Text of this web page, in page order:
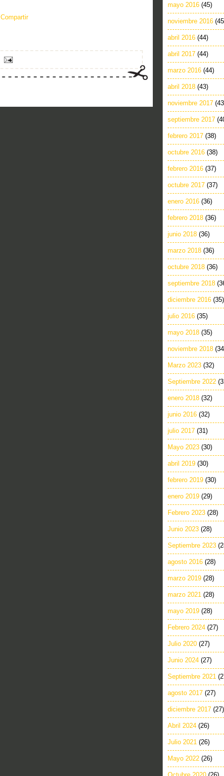
Compartir
mayo 2016 (45)
noviembre 2016
abril 2016 (44)
abril 2017 (44)
marzo 2016 (44)
abril 2018 (43)
noviembre 2017
septiembre 2017
febrero 2017 (38)
octubre 2016 (38)
febrero 2016 (37)
octubre 2017 (37)
enero 2016 (36)
febrero 2018 (36)
junio 2018 (36)
marzo 2018 (36)
octubre 2018 (36)
septiembre 2018
diciembre 2016 (35)
julio 2016 (35)
mayo 2018 (35)
noviembre 2018
Marzo 2023 (32)
Septiembre 2022
enero 2018 (32)
junio 2016 (32)
julio 2017 (31)
Mayo 2023 (30)
abril 2019 (30)
febrero 2019 (30)
enero 2019 (29)
Febrero 2023 (28)
Junio 2023 (28)
Septiembre 2023
agosto 2016 (28)
marzo 2019 (28)
marzo 2021 (28)
mayo 2019 (28)
Febrero 2024 (27)
Julio 2020 (27)
Junio 2024 (27)
Septiembre 2021
agosto 2017 (27)
diciembre 2017 (27)
Abril 2024 (26)
Julio 2021 (26)
Mayo 2022 (26)